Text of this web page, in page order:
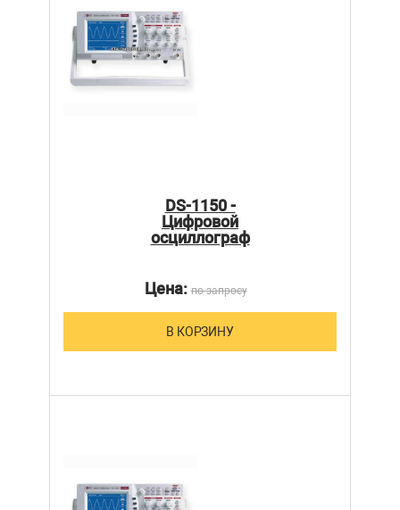
DS-1150 -
Цифровой
осциллограф
Цена:по запросу
В КОРЗИНУ